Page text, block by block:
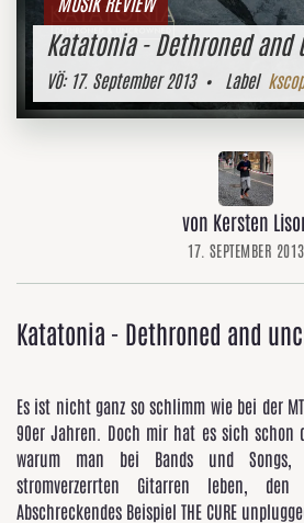
Katatonia - Dethroned and
VÖ:17. September 2013• Label
von Kersten
17. SEPTEMBER 2013
Katatonia - Dethroned and
Es ist nicht ganz so schlimm wie bei der
90er Jahren. Doch mir hat es sich schon
warum man bei Bands und
stromverzerrten Gitarren leben,
Abschreckendes Beispiel THE CURE